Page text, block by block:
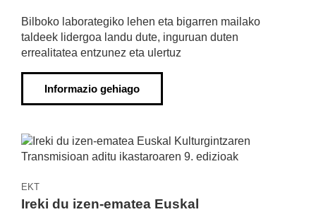
Bilboko laborategiko lehen eta bigarren mailako
taldeek lidergoa landu dute, inguruan duten
errealitatea entzunez eta ulertuz
Informazio gehiago
EKT
Ireki du izen-ematea Euskal